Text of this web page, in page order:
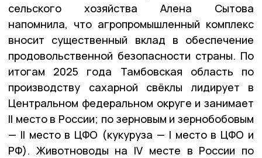
сельского хозяйства Алена Сытова
напомнила, что агропромышленный комплекс
вносит существенный вклад в обеспечение
продовольственной безопасности страны. По
итогам 2025 года Тамбовская область по
производству сахарной свёклы лидирует в
Центральном федеральном округе и занимает
II место в России; по зерновым и зернобобовым
— II место в ЦФО (кукуруза — I место в ЦФО и
РФ). Животноводы на IV месте в России по